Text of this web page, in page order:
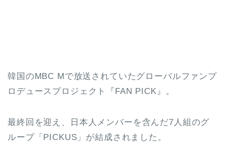
韓国のMBC Mで放送されていたグローバルファンプ
ロデュースプロジェクト『FAN PICK』。
最終回を迎え、日本人メンバーを含んだ7人組のグ
ループ「PICKUS」が結成されました。